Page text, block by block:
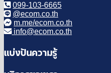
099-103-6665
@ecom.co.th
m.me/ecom.co.th
info@ecom.co.th
แบ่งปันความรู้